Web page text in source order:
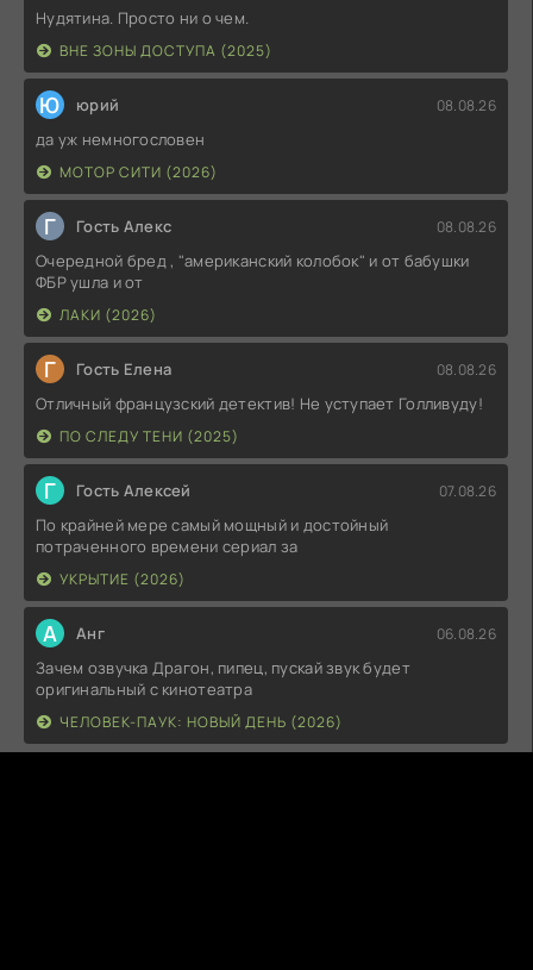
Нудятина. Просто ни о чем.
ВНЕ ЗОНЫ ДОСТУПА (2025)
Ю юрий 08.08.26
да уж немногословен
МОТОР СИТИ (2026)
Г Гость Алекс 08.08.26
Очередной бред , "американский колобок" и от бабушки
ФБР ушла и от
ЛАКИ (2026)
Г Гость Елена 08.08.26
Отличный французский детектив! Не уступает Голливуду!
ПО СЛЕДУ ТЕНИ (2025)
Г Гость Алексей 07.08.26
По крайней мере самый мощный и достойный
потраченного времени сериал за
УКРЫТИЕ (2026)
А Анг 06.08.26
Зачем озвучка Драгон, пипец, пускай звук будет
оригинальный с кинотеатра
ЧЕЛОВЕК-ПАУК: НОВЫЙ ДЕНЬ (2026)